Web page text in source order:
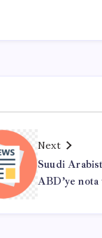
Next
Suudi
ABD’ye